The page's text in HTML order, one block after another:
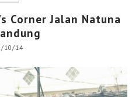
Corner Jalan Natuna
10/14